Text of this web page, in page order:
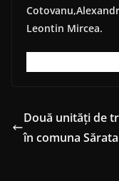
Leontin Mircea.
Două unități de
în comuna